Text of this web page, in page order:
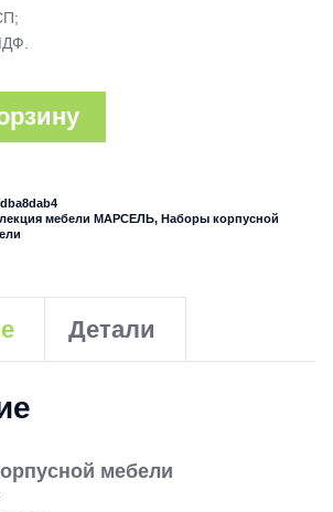
мебели МАРСЕЛЬ, Наборы корпусной
Детали
мебели